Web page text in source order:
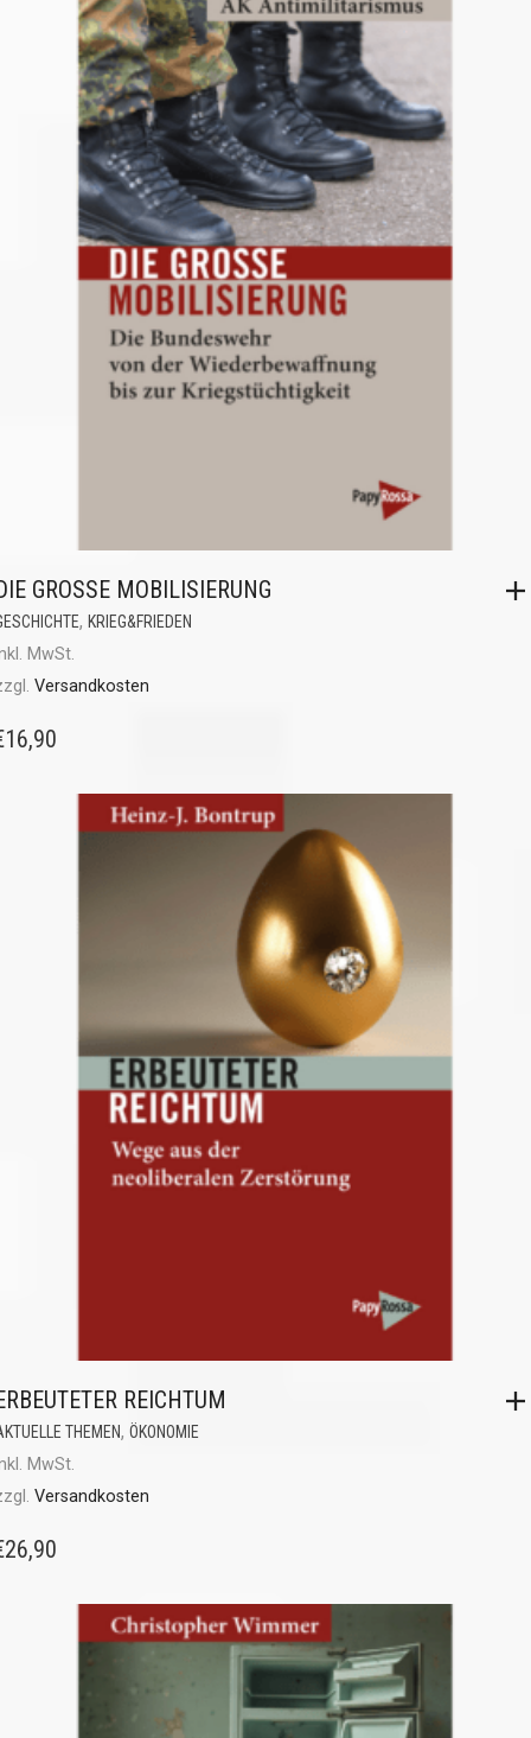
GROSSE MOBILISIERUNG
, KRIEG&FRIEDEN
MwSt.
Versandkosten
16,90
REICHTUM
THEMEN, ÖKONOMIE
MwSt.
Versandkosten
26,90